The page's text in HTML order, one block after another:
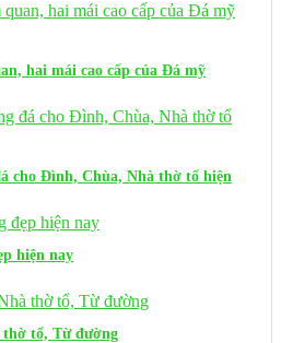
hai mái cao cấp của Đá mỹ
cho Đình, Chùa, Nhà thờ tổ hiện
hiện nay
thờ tổ, Từ đường